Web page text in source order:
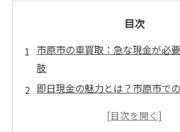
目次
市原市の車買取：急な現金が必
肢
即日現金の魅力とは？市原市で
市原市の信頼できる買取業者が